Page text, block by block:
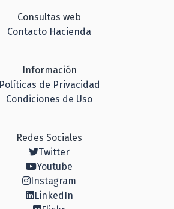
Consultas web
Contacto Hacienda
Información
Políticas de Privacidad
Condiciones de Uso
Redes Sociales
Twitter
Youtube
Instagram
LinkedIn